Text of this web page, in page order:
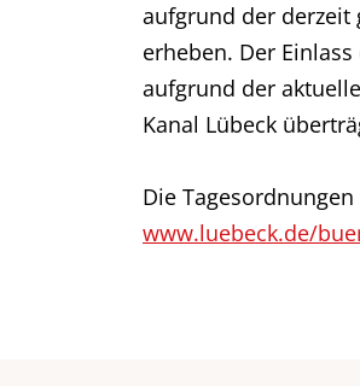
aufgrund der derzeit
erheben. Der
aufgrund der
Kanal Lübeck
Die
www.luebeck.de/